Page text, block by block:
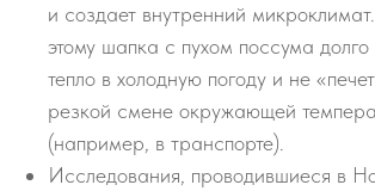
и создает внутренний
этому шапка с пухом поссума долго
тепло в холодную погоду и не
резкой смене окружающей
(например, в транспорте).
Исследования, проводившиеся в